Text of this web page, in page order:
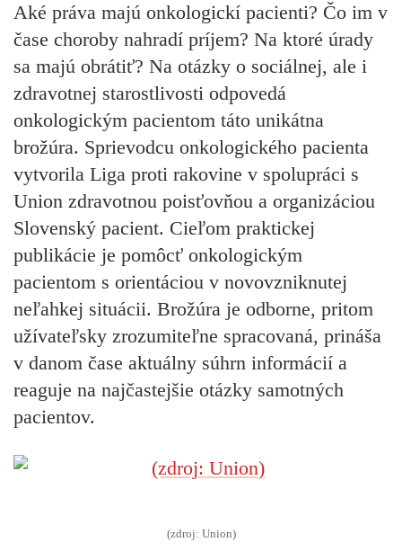
Aké práva majú onkologickí pacienti? Čo im v
čase choroby nahradí príjem? Na ktoré úrady
sa majú obrátiť? Na otázky o sociálnej, ale i
zdravotnej starostlivosti odpovedá
onkologickým pacientom táto unikátna
brožúra. Sprievodcu onkologického pacienta
vytvorila Liga proti rakovine v spolupráci s
Union zdravotnou poisťovňou a organizáciou
Slovenský pacient. Cieľom praktickej
publikácie je pomôcť onkologickým
pacientom s orientáciou v novovzniknutej
neľahkej situácii. Brožúra je odborne, pritom
užívateľsky zrozumiteľne spracovaná, prináša
v danom čase aktuálny súhrn informácií a
reaguje na najčastejšie otázky samotných
pacientov.
(zdroj: Union)